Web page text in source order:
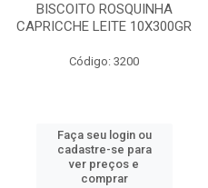
BISCOITO ROSQUINHA
CAPRICCHE LEITE 10X300GR
Código: 3200
Faça seu login ou
cadastre-se para
ver preços e
comprar